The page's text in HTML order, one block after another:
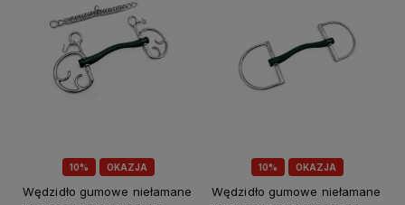
10% OKAZJA
Wędzidło gumowe niełamane
10% OKAZJA
Wędzidło gumowe niełamane